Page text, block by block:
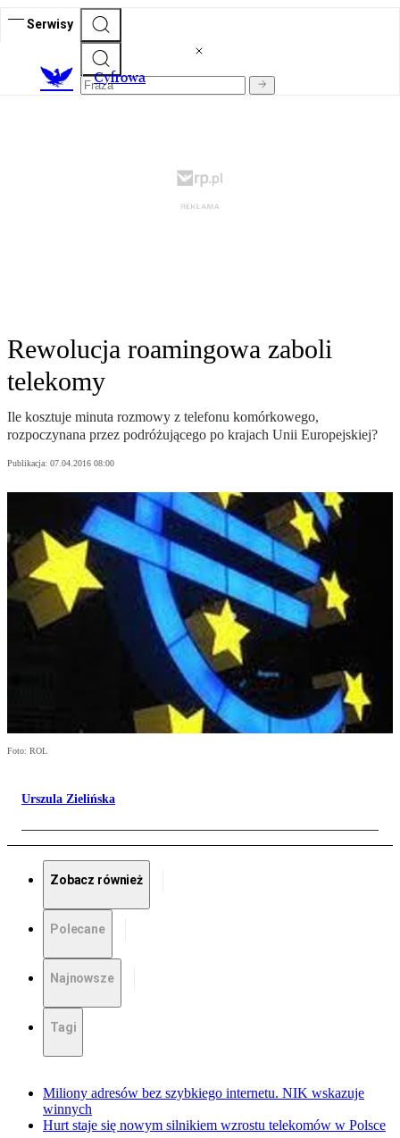
Serwisy
Cyfrowa
Rewolucja roamingowa zaboli
telekomy
Ile kosztuje minuta rozmowy z telefonu komórkowego,
rozpoczynana przez podróżującego po krajach Unii Europejskiej?
Publikacja: 07.04.2016 08:00
Foto: ROL
Urszula Zielińska
Zobacz również
Polecane
Najnowsze
Tagi
Miliony adresów bez szybkiego internetu. NIK wskazuje
winnych
Hurt staje się nowym silnikiem wzrostu telekomów w Polsce